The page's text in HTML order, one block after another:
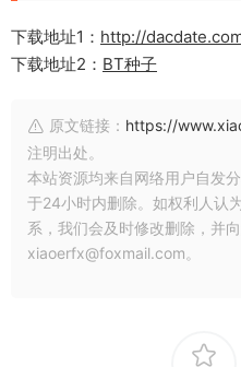
下载地址1： http://
下载地址2： BT种子
原文链接： https://
注明出处。
本站资源均来自网络用户自发
于24小时内删除。如权利人认
系，我们会及时修改删除，并
xiaoerfx@foxmail.com。